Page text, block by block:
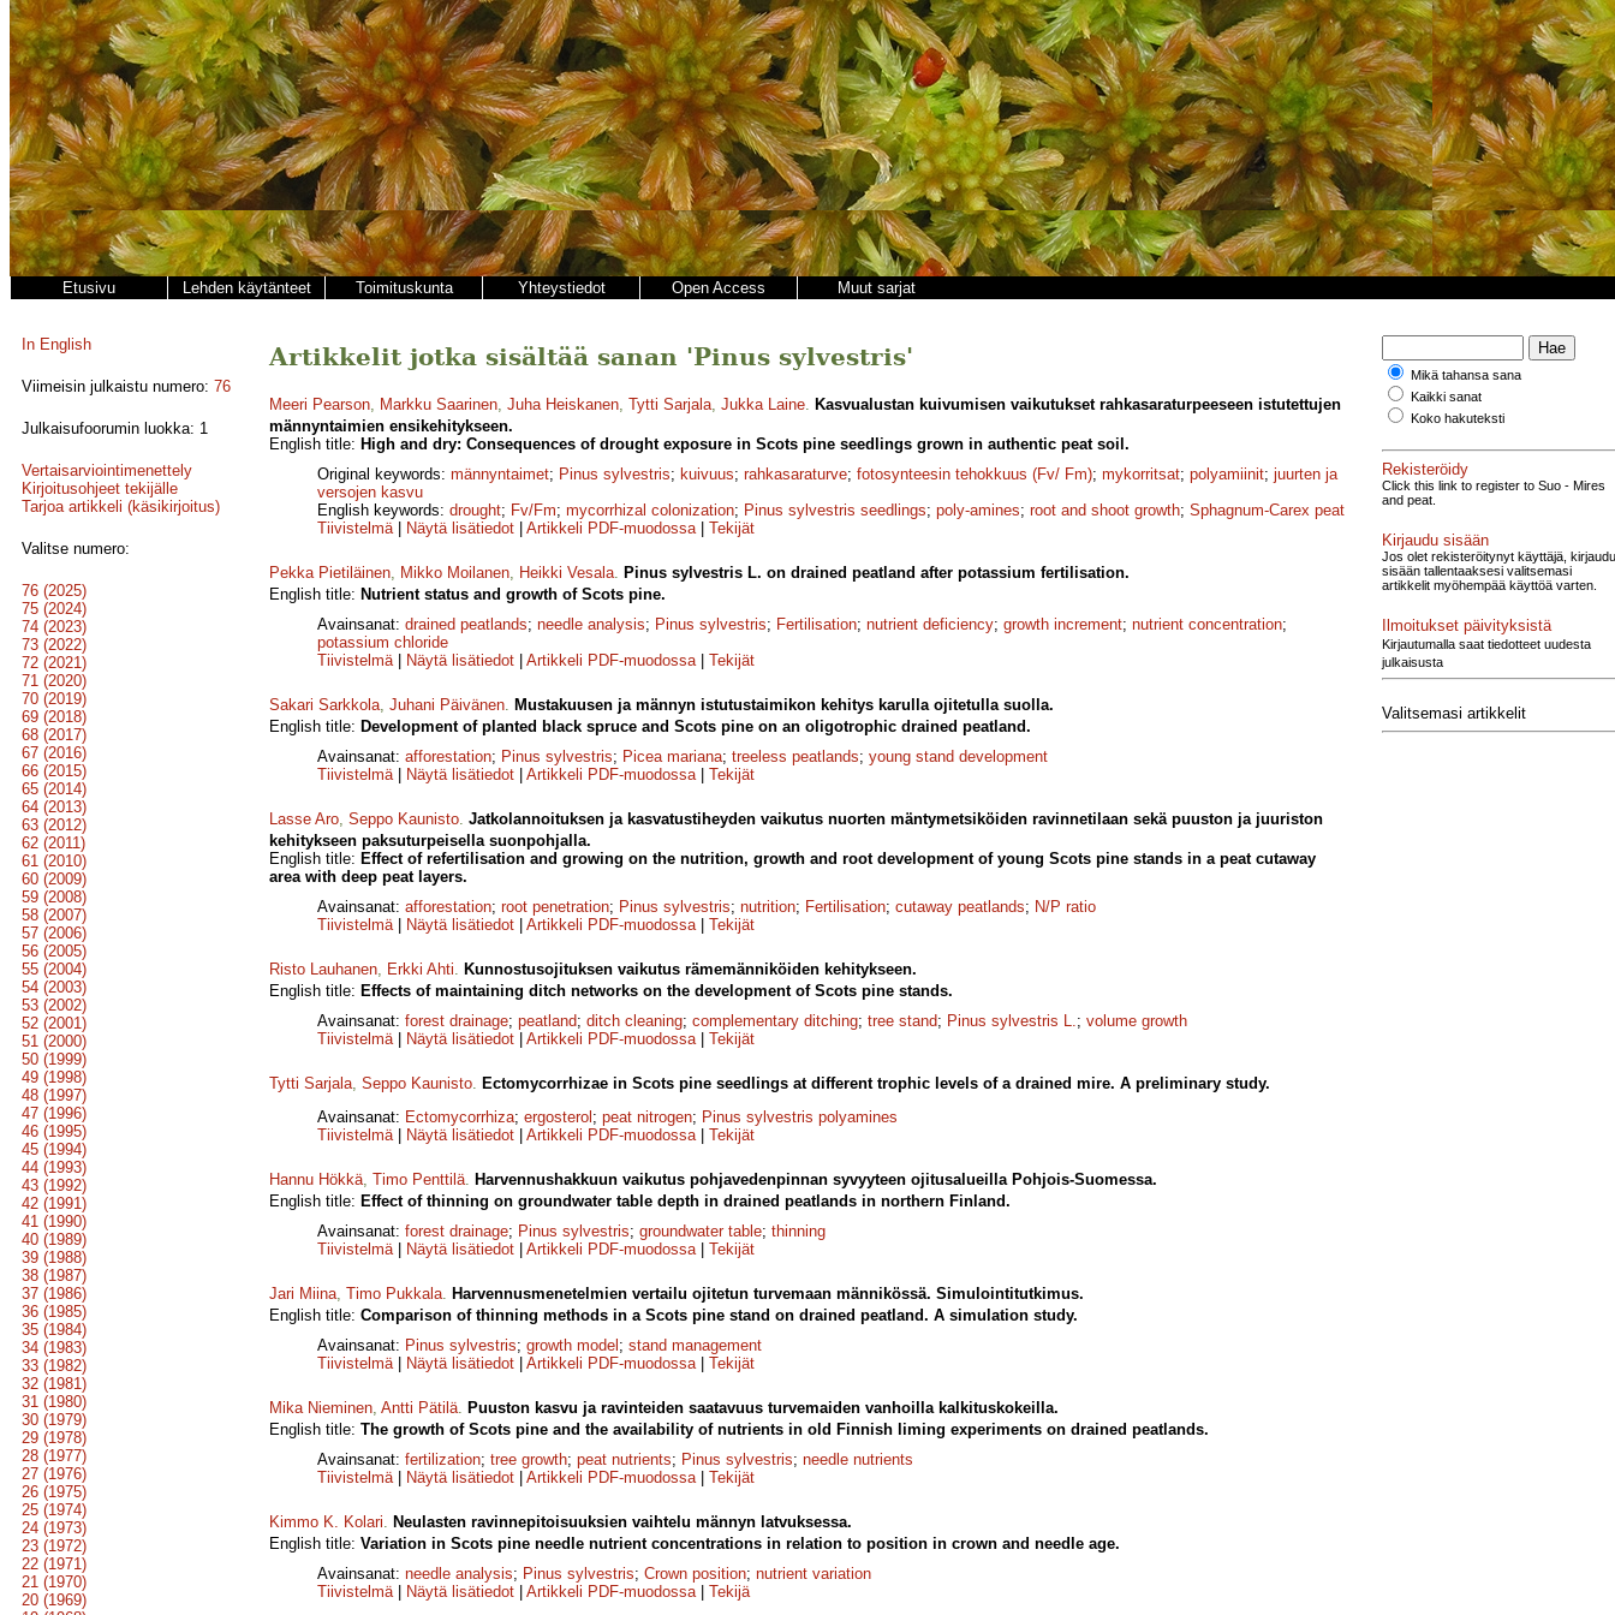
Etusivu Lehden käytänteet Toimituskunta Yhteystiedot Open Access Muut sarjat
In English
Viimeisin julkaistu numero: 76
Julkaisufoorumin luokka: 1
Vertaisarviointimenettely
Kirjoitusohjeet tekijälle
Tarjoa artikkeli (käsikirjoitus)
Valitse numero:
76 (2025)
75 (2024)
74 (2023)
73 (2022)
72 (2021)
71 (2020)
70 (2019)
69 (2018)
68 (2017)
67 (2016)
66 (2015)
65 (2014)
64 (2013)
63 (2012)
62 (2011)
61 (2010)
60 (2009)
59 (2008)
58 (2007)
57 (2006)
56 (2005)
55 (2004)
54 (2003)
53 (2002)
52 (2001)
51 (2000)
50 (1999)
49 (1998)
48 (1997)
47 (1996)
46 (1995)
45 (1994)
44 (1993)
43 (1992)
42 (1991)
41 (1990)
40 (1989)
39 (1988)
38 (1987)
37 (1986)
36 (1985)
35 (1984)
34 (1983)
33 (1982)
32 (1981)
31 (1980)
30 (1979)
29 (1978)
28 (1977)
27 (1976)
26 (1975)
25 (1974)
24 (1973)
23 (1972)
22 (1971)
21 (1970)
20 (1969)
Artikkelit jotka sisältää sanan 'Pinus sylvestris'
Meeri Pearson, Markku Saarinen, Juha Heiskanen, Tytti Sarjala, Jukka Laine. Kasvualustan kuivumisen vaikutukset rahkasaraturpeeseen istutettujen
männyntaimien ensikehitykseen.
English title: High and dry: Consequences of drought exposure in Scots pine seedlings grown in authentic peat soil.
Original keywords: männyntaimet; Pinus sylvestris; kuivuus; rahkasaraturve; fotosynteesin tehokkuus (Fv/ Fm); mykorritsat; polyamiinit; juurten ja
versojen kasvu
English keywords: drought; Fv/Fm; mycorrhizal colonization; Pinus sylvestris seedlings; poly-amines; root and shoot growth; Sphagnum-Carex peat
Tiivistelmä| Näytä lisätiedot Artikkeli PDF-muodossa| Tekijät
Pekka Pietiläinen, Mikko Moilanen, Heikki Vesala. Pinus sylvestris L. on drained peatland after potassium fertilisation.
English title: Nutrient status and growth of Scots pine.
Avainsanat: drained peatlands; needle analysis; Pinus sylvestris; Fertilisation; nutrient deficiency; growth increment; nutrient concentration;
potassium chloride
Tiivistelmä| Näytä lisätiedot Artikkeli PDF-muodossa| Tekijät
Sakari Sarkkola, Juhani Päivänen. Mustakuusen ja männyn istutustaimikon kehitys karulla ojitetulla suolla.
English title: Development of planted black spruce and Scots pine on an oligotrophic drained peatland.
Avainsanat: afforestation; Pinus sylvestris; Picea mariana; treeless peatlands; young stand development
Tiivistelmä| Näytä lisätiedot Artikkeli PDF-muodossa| Tekijät
Lasse Aro, Seppo Kaunisto. Jatkolannoituksen ja kasvatustiheyden vaikutus nuorten mäntymetsiköiden ravinnetilaan sekä puuston ja juuriston
kehitykseen paksuturpeisella suonpohjalla.
English title: Effect of refertilisation and growing on the nutrition, growth and root development of young Scots pine stands in a peat cutaway
area with deep peat layers.
Avainsanat: afforestation; root penetration; Pinus sylvestris; nutrition; Fertilisation; cutaway peatlands; N/P ratio
Tiivistelmä| Näytä lisätiedot Artikkeli PDF-muodossa| Tekijät
Risto Lauhanen, Erkki Ahti. Kunnostusojituksen vaikutus rämemänniköiden kehitykseen.
English title: Effects of maintaining ditch networks on the development of Scots pine stands.
Avainsanat: forest drainage; peatland; ditch cleaning; complementary ditching; tree stand; Pinus sylvestris L.; volume growth
Tiivistelmä| Näytä lisätiedot Artikkeli PDF-muodossa| Tekijät
Tytti Sarjala, Seppo Kaunisto. Ectomycorrhizae in Scots pine seedlings at different trophic levels of a drained mire. A preliminary study.
Avainsanat: Ectomycorrhiza; ergosterol ; peat nitrogen; Pinus sylvestris polyamines
Tiivistelmä| Näytä lisätiedot Artikkeli PDF-muodossa| Tekijät
Hannu Hökkä, Timo Penttilä. Harvennushakkuun vaikutus pohjavedenpinnan syvyyteen ojitusalueilla Pohjois-Suomessa.
English title: Effect of thinning on groundwater table depth in drained peatlands in northern Finland.
Avainsanat: forest drainage; Pinus sylvestris; groundwater table; thinning
Tiivistelmä| Näytä lisätiedot Artikkeli PDF-muodossa| Tekijät
Jari Miina, Timo Pukkala. Harvennusmenetelmien vertailu ojitetun turvemaan männikössä. Simulointitutkimus.
English title: Comparison of thinning methods in a Scots pine stand on drained peatland. A simulation study.
Avainsanat: Pinus sylvestris; growth model ; stand management
Tiivistelmä| Näytä lisätiedot Artikkeli PDF-muodossa| Tekijät
Mika Nieminen, Antti Pätilä. Puuston kasvu ja ravinteiden saatavuus turvemaiden vanhoilla kalkituskokeilla.
English title: The growth of Scots pine and the availability of nutrients in old Finnish liming experiments on drained peatlands.
Avainsanat: fertilization; tree growth; peat nutrients; Pinus sylvestris; needle nutrients
Tiivistelmä| Näytä lisätiedot Artikkeli PDF-muodossa| Tekijät
Kimmo K. Kolari. Neulasten ravinnepitoisuuksien vaihtelu männyn latvuksessa.
English title: Variation in Scots pine needle nutrient con­centrations in relation to position in crown and needle age.
Avainsanat: needle analysis; Pinus sylvestris; Crown position; nutrient variation
Tiivistelmä| Näytä lisätiedot Artikkeli PDF-muodossa| Tekijä
Mikä tahansa sana
Kaikki sanat
Koko hakuteksti
Rekisteröidy
Click this link to register to Suo - Mires
and peat.
Kirjaudu sisään
Jos olet rekisteröitynyt käyttäjä, kirjaudu
sisään tallentaaksesi valitsemasi
artikkelit myöhempää käyttöä varten.
Ilmoitukset päivityksistä
Kirjautumalla saat tiedotteet uudesta
julkaisusta
Valitsemasi artikkelit